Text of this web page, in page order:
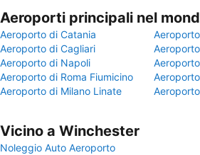
Aeroporti principali nel
Aeroporto di Catania
Aeroporto di Cagliari
Aeroporto di Napoli
Aeroporto di Roma Fiumicino
Aeroporto di Milano Linate
Vicino a Winchester
Noleggio Auto Aeroporto